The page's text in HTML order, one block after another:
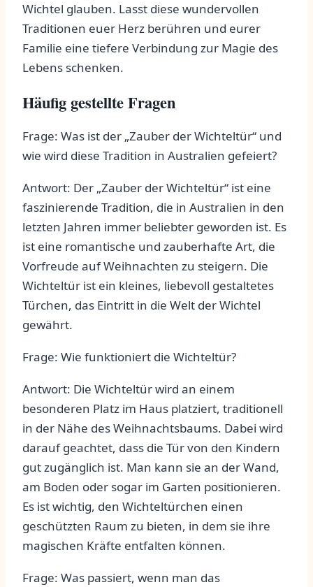
Wichtel glauben. ​Lasst diese ⁤wundervollen
Traditionen euer Herz berühren​ und ‌eurer
‍Familie eine tiefere‌ Verbindung zur Magie ⁤des
Lebens ​schenken.
Häufig ​gestellte ‌Fragen
Frage: Was ist der „Zauber der Wichteltür“ und
wie ⁤wird‍ diese Tradition in Australien gefeiert?
Antwort: ⁣Der „Zauber⁢ der Wichteltür“ ​ist eine
⁣faszinierende Tradition, die in ‍Australien in den
letzten Jahren immer‍ beliebter geworden ist. Es
ist eine romantische ⁢und ⁤zauberhafte Art, ⁢die
Vorfreude auf Weihnachten zu steigern.⁢ Die
Wichteltür ist ‌ein kleines, liebevoll gestaltetes
Türchen, das ​Eintritt in die Welt der‌ Wichtel
gewährt.
Frage: ‍Wie funktioniert die Wichteltür?
Antwort: Die Wichteltür wird ‌an einem
besonderen Platz‍ im ⁤Haus‍ platziert, traditionell
⁣in der Nähe des Weihnachtsbaums. ⁣Dabei ⁤wird⁢
darauf geachtet,⁢ dass die Tür von den Kindern
gut zugänglich ‌ist. Man kann sie an der⁣ Wand,⁣
am Boden oder sogar im Garten positionieren.
Es ist ⁣wichtig, den Wichteltürchen einen
geschützten⁣ Raum zu bieten, in dem sie ihre
magischen ⁣Kräfte entfalten‌ können.
Frage: Was ​passiert, wenn man‌ das